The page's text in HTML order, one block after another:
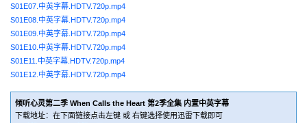
S01E07.中英字幕.HDTV.720p.mp4
S01E08.中英字幕.HDTV.720p.mp4
S01E09.中英字幕.HDTV.720p.mp4
S01E10.中英字幕.HDTV.720p.mp4
S01E11.中英字幕.HDTV.720p.mp4
S01E12.中英字幕.HDTV.720p.mp4
倾听心灵第二季 When Calls the Heart 第2季全集 内置中英字幕
下载地址：在下面链接点击左键 或 右键选择使用迅雷下载即可